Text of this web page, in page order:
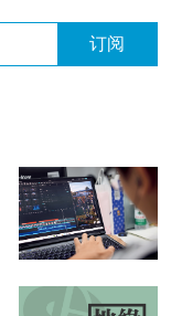
订阅